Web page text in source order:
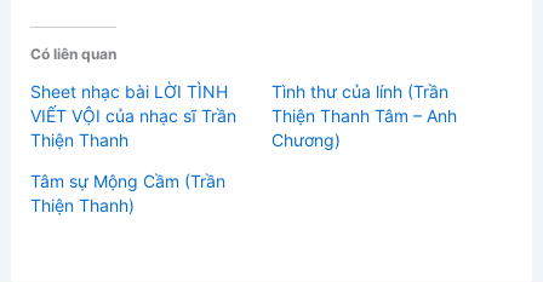
Có liên quan
Sheet nhạc bài LỜI TÌNH
VIẾT VỘI của nhạc sĩ Trần
Thiện Thanh
Tình thư của lính (Trần
Thiện Thanh Tâm – Anh
Chương)
Tâm sự Mộng Cầm (Trần
Thiện Thanh)